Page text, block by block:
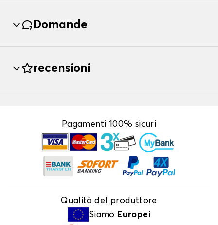
Domande
recensioni
Pagamenti 100% sicuri
Qualità del produttore
Siamo Europei